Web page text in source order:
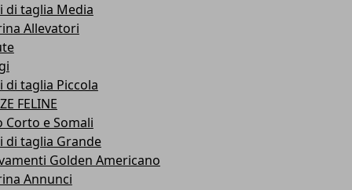
di taglia Media
Allevatori
di taglia Piccola
FELINE
Corto e Somali
di taglia Grande
Golden Americano
Annunci